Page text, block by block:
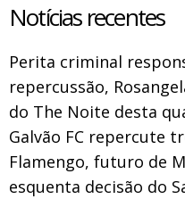
Notícias recentes
Perita criminal
repercussão,
do The Noite desta
Galvão FC repercute
Flamengo, futuro de
esquenta decisão do